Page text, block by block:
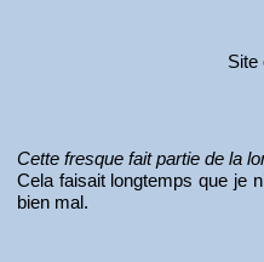
Site
Cette fresque fait partie de la
Cela faisait longtemps que je
bien mal.